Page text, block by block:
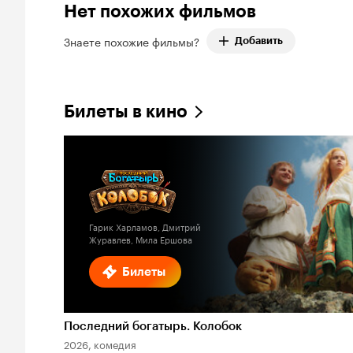
Нет похожих фильмов
Знаете похожие фильмы? Добавить
Билеты в кино
Билеты
Гарик Харламов, Дмитрий
Журавлев, Мила Ершова
Последний богатырь. Колобок
2026, комедия